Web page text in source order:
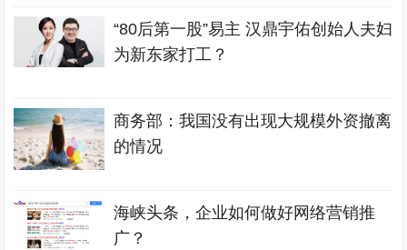
“80后第一股”易主 汉鼎宇佑创始人夫妇
为新东家打工？
商务部：我国没有出现大规模外资撤离
的情况
海峡头条，企业如何做好网络营销推
广？